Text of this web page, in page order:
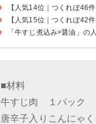
【人気14位｜つくれぽ46
【人気15位｜つくれぽ42
「牛すじ煮込み×醤油」の
■材料
牛すじ肉 １パック
唐辛子入りこんにゃ